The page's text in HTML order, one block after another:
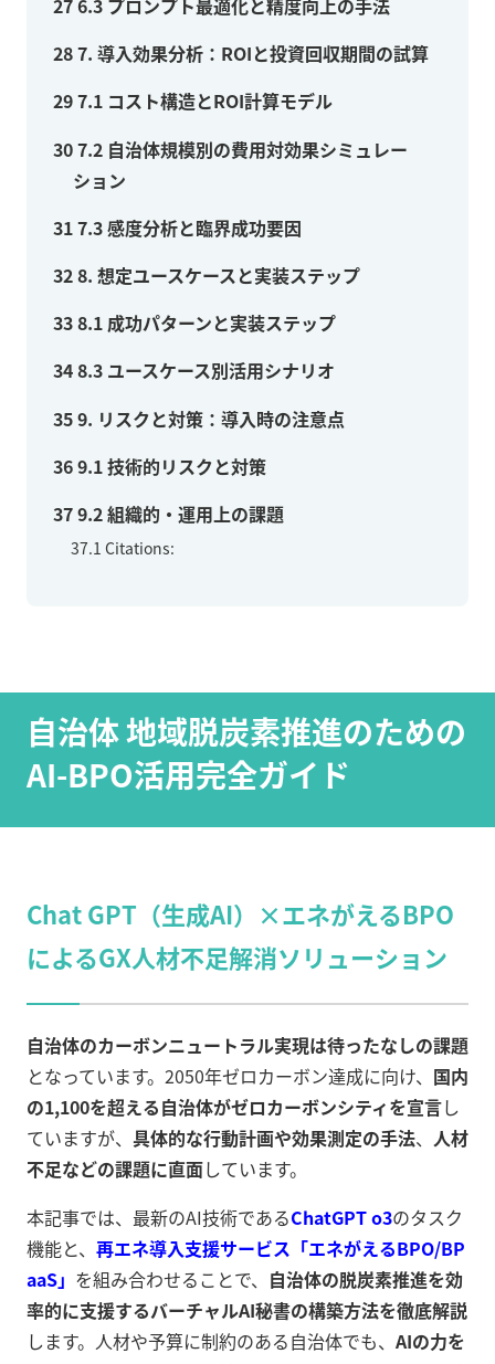
276.3 プロンプト最適化と精度向上の手法
287. 導入効果分析：ROIと投資回収期間の試算
297.1 コスト構造とROI計算モデル
307.2 自治体規模別の費用対効果シミュレー
ション
317.3 感度分析と臨界成功要因
328. 想定ユースケースと実装ステップ
338.1 成功パターンと実装ステップ
348.3 ユースケース別活用シナリオ
359. リスクと対策：導入時の注意点
369.1 技術的リスクと対策
379.2 組織的・運用上の課題
37.1 Citations:
自治体 地域脱炭素推進のための
AI-BPO活用完全ガイド
Chat GPT（生成AI）×エネがえるBPO
によるGX人材不足解消ソリューション
自治体のカーボンニュートラル実現は待ったなしの課題
となっています。2050年ゼロカーボン達成に向け、 国内
の1,100を超える自治体がゼロカーボンシティを宣言し
ていますが、 具体的な行動計画や効果測定の手法、 人材
不足などの課題に直面しています。
本記事では、最新のAI技術であるChatGPT o3のタスク
機能と、 再エネ導入支援サービス「エネがえるBPO/BP
aaS」 を組み合わせることで、 自治体の脱炭素推進を効
率的に支援するバーチャルAI秘書の構築方法を徹底解説
します。人材や予算に制約のある自治体でも、 AIの力を